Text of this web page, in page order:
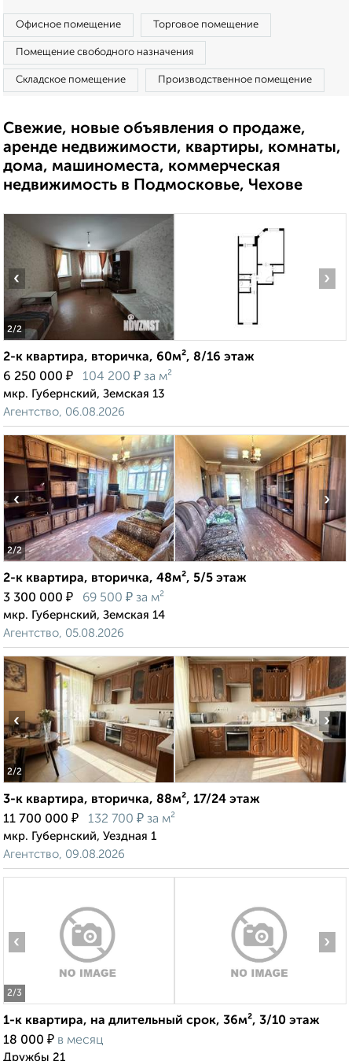
Офисное помещение Торговое помещение
Помещение свободного назначения
Складское помещение Производственное помещение
Свежие, новые объявления о продаже,
аренде недвижимости, квартиры, комнаты,
дома, машиноместа, коммерческая
недвижимость в Подмосковье, Чехове
2/2
‹ ›
2-к квартира, вторичка, 60м², 8/16 этаж
6 250 000 ₽ 104 200 ₽ за м²
мкр. Губернский, Земская 13
Агентство, 06.08.2026
2/2
‹ ›
2-к квартира, вторичка, 48м², 5/5 этаж
3 300 000 ₽ 69 500 ₽ за м²
мкр. Губернский, Земская 14
Агентство, 05.08.2026
2/2
‹ ›
3-к квартира, вторичка, 88м², 17/24 этаж
11 700 000 ₽ 132 700 ₽ за м²
мкр. Губернский, Уездная 1
Агентство, 09.08.2026
2/3
‹ ›
1-к квартира, на длительный срок, 36м², 3/10 этаж
18 000 ₽ в месяц
Дружбы 21